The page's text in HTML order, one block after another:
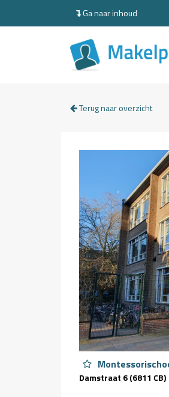
Ga naar inhoud
Terug naar overzicht
Damstraat 6 (6811 CB)